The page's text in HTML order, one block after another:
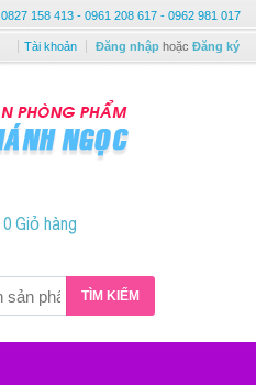
0827 158 413 - 0961 208 617 - 0962 981 017
Tài khoản Đăng nhập hoặc Đăng ký
0 Giỏ hàng
TÌM KIẾM